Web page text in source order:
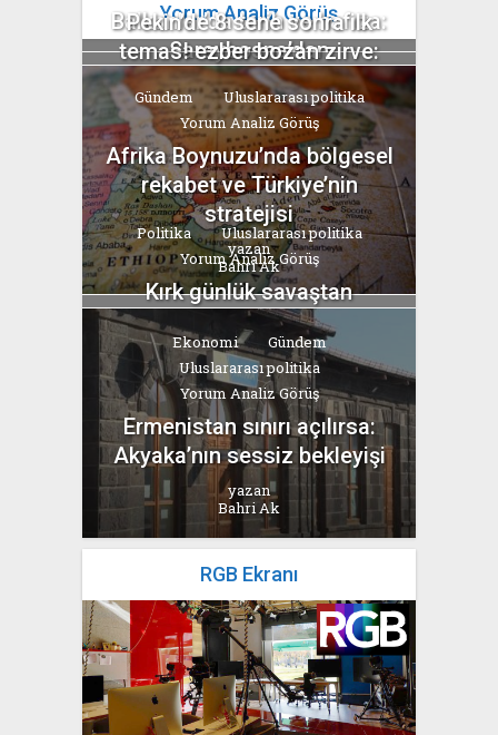
Yorum Analiz Görüş
Balkanlar’da tarih ve hafıza:
Saraybosna’dan
Srebrenitsa’ya
yazan
Bahri Ak
Pekin’de 8 sene sonra ilk
temas! ezber bozan zirve:
Trump’ın ‘uysallığı’, Şi’nin...
yazan
Bahri Ak
Gündem
Uluslararası politika
Yorum Analiz Görüş
Afrika Boynuzu’nda bölgesel
rekabet ve Türkiye’nin
stratejisi
yazan
Bahri Ak
Politika
Uluslararası politika
Yorum Analiz Görüş
Kırk günlük savaştan
“Hürmüz” pazarlığına
yazan
Bahri Ak
Ekonomi
Gündem
Uluslararası politika
Yorum Analiz Görüş
Ermenistan sınırı açılırsa:
Akyaka’nın sessiz bekleyişi
yazan
Bahri Ak
RGB Ekranı